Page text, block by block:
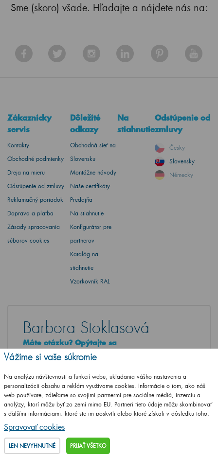
Sme (skoro) všade. Hľadajte a nájdete nás na:
Zákaznícky
servis
Kontakty
Obchodné podmienky
Dreja na mieru
Odstúpenie od zmluvy
Reklamačný poriadok
Doprava a platba
Zásady spracovania
súborov cookies
Dôležité
odkazy
Obchodná sieť na
Slovensku
Montážne návody
Naše certifikáty
Predajňa
Na stiahnutie
Konfigurátor pre
partnerov
Katalóg na
stiahnutie
Vzorkovník RAL
Na
stiahnutie
Odstúpenie od
zmluvy
Česky
Slovensky
Německy
Barbora Stoklasová
Máte otázku? Opýtajte sa
+420461 653 937
Po-Pia 8-17 hod
info@dreja.sk
NAPÍŠTE VAŠU OTÁZKU
Vážime si vaše súkromie
Na analýzu návštevnosti a funkcií webu, ukladania vášho nastavenia a
personalizácii obsahu a reklám využívame cookies. Informácie o tom, ako náš
web používate, zdieľame so svojimi partnermi pre sociálne médiá, inzerciu a
analýzy, ktorí môžu byť zo zemí mimo EU. Partneri tieto údaje môžu skombinovať
s ďalšími informáciami, ktoré ste im poskytli alebo ktoré získali v dôsledku toho,
že používate ich služby.
Spravovať cookies
LEN NEVYHNUTNÉ PRIJAŤ VŠETKO